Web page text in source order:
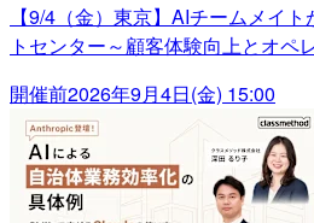
【9/4（金）東京】AIチームメイ
トセンター～顧客体験向上とオペ
開催前2026年9月4日(金) 15:00